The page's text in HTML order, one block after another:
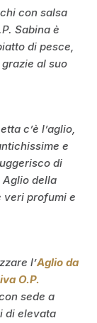
con salsa
Sabina è
di pesce,
al suo
c’è l’aglio,
e
di
Aglio della
veri profumi e
l’Aglio da
O.P.
sede a
di elevata